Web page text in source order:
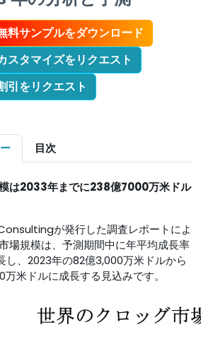
料サンプルをダウンロード
スタマイズをリクエスト
引をリクエスト
目次
は2033年までに238億7000万米ドル
が発行した調査レポートによ
場規模は、予測期間中に年平均成長率
し、2023年の82億3,000万米ドルから
米ドルに成長する見込みです。